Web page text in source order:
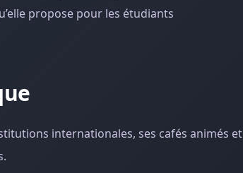
propose pour les étudiants
internationales, ses cafés animés et